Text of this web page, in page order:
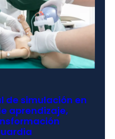
de simulación en
aprendizaje,